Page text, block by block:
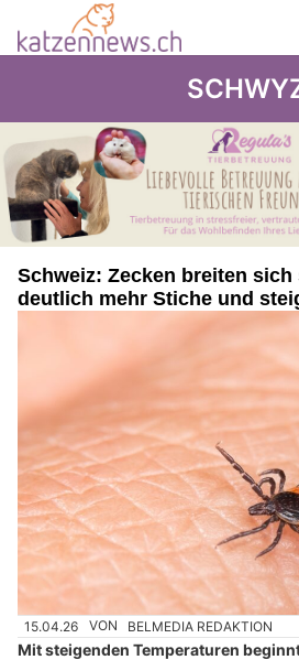
Schweiz: Zecken breiten sich
deutlich mehr Stiche und
15.04.26 VON BELMEDIA REDAKTION
Mit steigenden Temperaturen